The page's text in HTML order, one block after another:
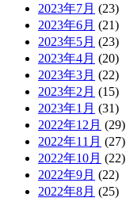
2023年7月 (23)
2023年6月 (21)
2023年5月 (23)
2023年4月 (20)
2023年3月 (22)
2023年2月 (15)
2023年1月 (31)
2022年12月 (29)
2022年11月 (27)
2022年10月 (22)
2022年9月 (22)
2022年8月 (25)